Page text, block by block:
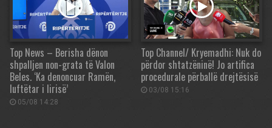
Top News – Berisha dënon
shpalljen non-grata të Valon
Beles. ‘Ka denoncuar Ramën,
luftëtar i lirisë’
05/08 14:28
Top Channel/ Kryemadhi: Nuk do
përdor shtatzëninë! Jo artifica
procedurale përballë drejtësisë
03/08 15:16